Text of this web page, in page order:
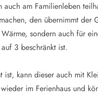
am Familienleben
den übernimmt
sondern auch für
3 beschränkt ist.
kann dieser auch mit
im Ferienhaus und